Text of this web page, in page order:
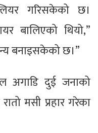
गरिसकेको छ।
बालिएको थियो,”
बनाइसकेको छ।”
अगाडि दुई जनाको
मसी प्रहार गरेका